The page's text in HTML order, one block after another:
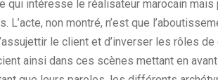
qui intéresse le réalisateur marocain
non montré, n’est que
le client et d’inverser les rôles de
ainsi dans ces scènes mettant en